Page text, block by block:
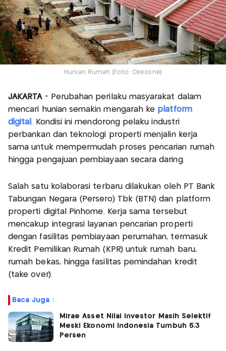
Hunian Rumah (Foto: Okezone)
JAKARTA- Perubahan perilaku masyarakat dalam
mencari hunian semakin mengarah ke platform
digital . Kondisi ini mendorong pelaku industri
perbankan dan teknologi properti menjalin kerja
sama untuk mempermudah proses pencarian rumah
hingga pengajuan pembiayaan secara daring.
Salah satu kolaborasi terbaru dilakukan oleh PT Bank
Tabungan Negara (Persero) Tbk (BTN) dan platform
properti digital Pinhome. Kerja sama tersebut
mencakup integrasi layanan pencarian properti
dengan fasilitas pembiayaan perumahan, termasuk
Kredit Pemilikan Rumah (KPR) untuk rumah baru,
rumah bekas, hingga fasilitas pemindahan kredit
(take over).
Baca Juga :
Mirae Asset Nilai Investor Masih Selektif
Meski Ekonomi Indonesia Tumbuh 5,3
Persen